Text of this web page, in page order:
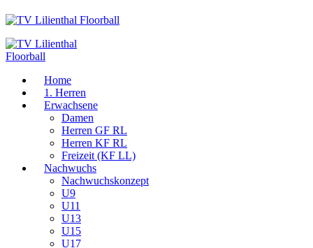
Home
1. Herren
Erwachsene
Damen
Herren GF RL
Herren KF RL
Freizeit (KF LL)
Nachwuchs
Nachwuchskonzept
U9
U11
U13
U15
U17